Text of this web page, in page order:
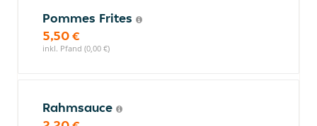
Pommes Frites
5,50 €
inkl. Pfand (0,00 €)
Rahmsauce